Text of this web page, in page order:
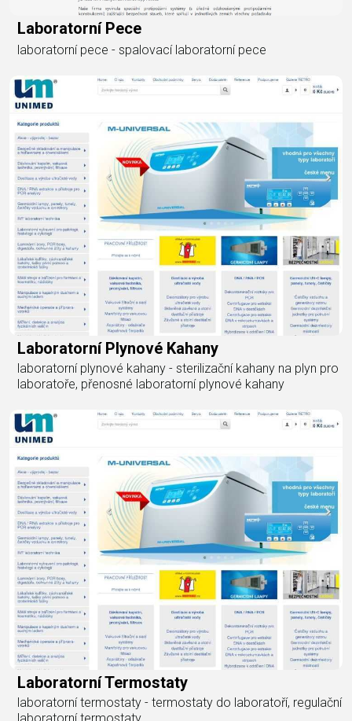
Laboratorní Pece
laboratorní pece - spalovací laboratorní pece
Laboratorní Plynové Kahany
laboratorní plynové kahany - sterilizační kahany na plyn pro
laboratoře, přenosné laboratorní plynové kahany
Laboratorní Termostaty
laboratorní termostaty - termostaty do laboratoří, regulační